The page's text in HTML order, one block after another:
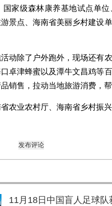
家级森林康养基地试点单
景点、海南省美丽乡村建设
除了户外跑外，现场还有农
卓津蜂蜜以及潭牛文昌鸡等
销售，拉动当地旅游消费，
业农村厅、海南省乡村振兴
发布评论
11月18日中国盲人足球